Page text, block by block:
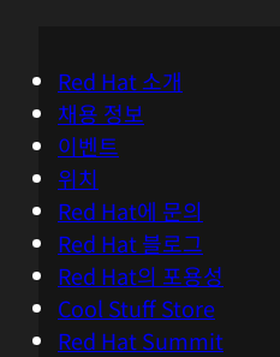
Red Hat 소개
채용 정보
이벤트
위치
Red Hat에 문의
Red Hat 블로그
Red Hat의 포용성
Cool Stuff Store
Red Hat Summit